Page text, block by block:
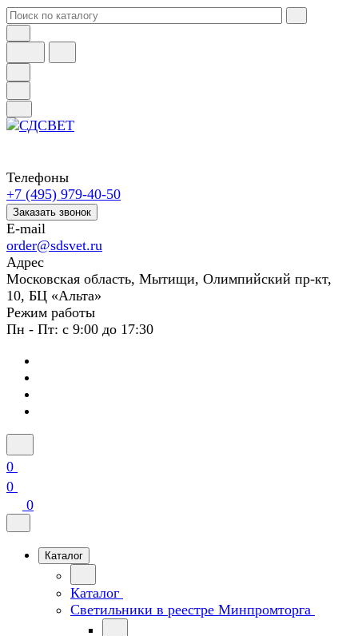
Телефоны
+7 (495) 979-40-50
Заказать звонок
E-mail
order@sdsvet.ru
Адрес
Московская область, Мытищи, Олимпийский пр-кт,
10, БЦ «Альта»
Режим работы
Пн - Пт: с 9:00 до 17:30
0
0
0
Каталог
Каталог
Светильники в реестре Минпромторга